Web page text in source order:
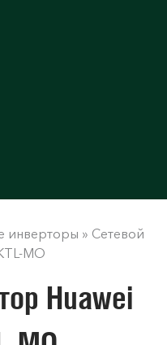
инверторы » Сетевой
MO
Huawei